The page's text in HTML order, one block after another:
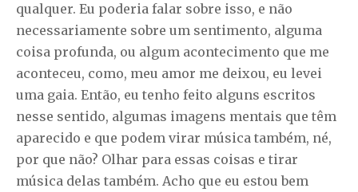
qualquer. Eu poderia falar sobre isso, e não
necessariamente sobre um sentimento, alguma
coisa profunda, ou algum acontecimento que me
aconteceu, como, meu amor me deixou, eu levei
uma gaia. Então, eu tenho feito alguns escritos
nesse sentido, algumas imagens mentais que têm
aparecido e que podem virar música também, né,
por que não? Olhar para essas coisas e tirar
música delas também. Acho que eu estou bem